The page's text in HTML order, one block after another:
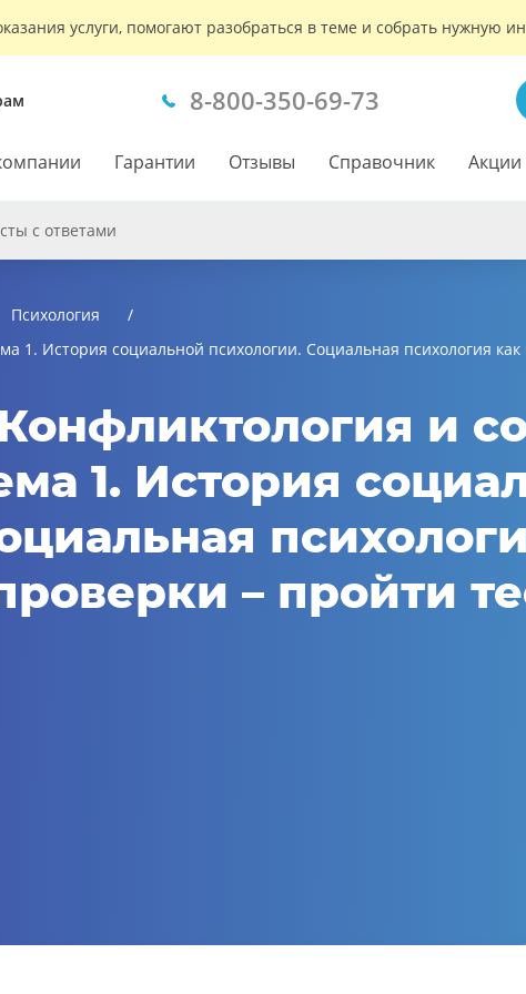
услуги, помогают разобраться в теме и собрать
8-800-350-69-73
Гарантии Отзывы Справочник Акции
с ответами
Психология
1. История социальной психологии. Социальная психология
и
1. История
– пройти